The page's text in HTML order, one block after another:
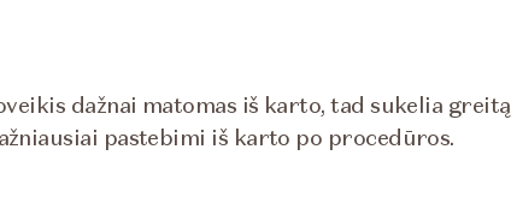
dažnai matomas iš karto, tad sukelia greitą
pastebimi iš karto po procedūros.